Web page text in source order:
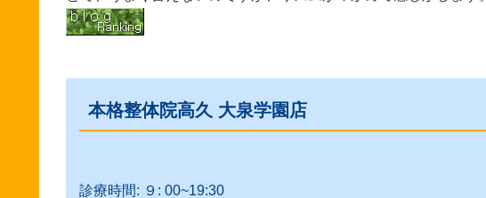
本格整体院高久 大泉学園店
診療時間: ９: 00~19:30